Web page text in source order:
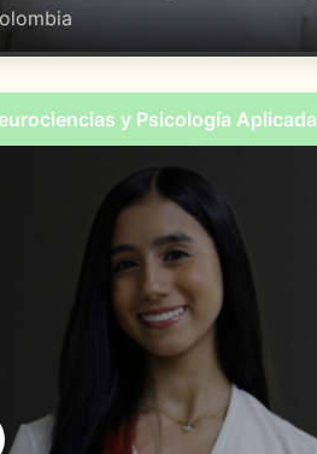
y Psicología Aplicada